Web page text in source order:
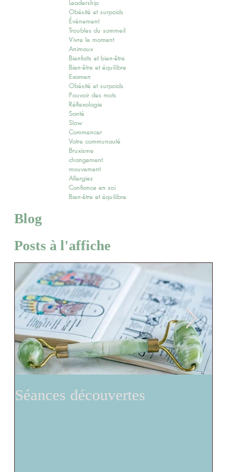
Leadership
Obésité et surpoids
Événement
Troubles du sommeil
Vivre le moment
Animaux
Bienfaits et bien-être
Bien-être et équilibre
Examen
Obésité et surpoids
Pouvoir des mots
Réflexologie
Santé
Slow
Commencer
Votre communauté
Bruxisme
changement
mouvement
Allergies
Confiance en soi
Bien-être et équilibre
Blog
Posts à l'affiche
Séances découvertes